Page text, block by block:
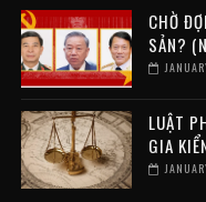
CHỜ
SẢN?
LUẬT
GIA